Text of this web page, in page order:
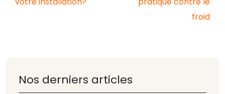
froid
Nos derniers articles